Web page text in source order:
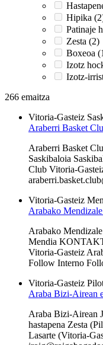
Hipika
Patinaje
Zesta (2)
Boxeoa
Izotz
Izotz-
266 emaitza
Vitoria-Gasteiz
Araberri Basket
Araberri Basket
Saskibaloia
Club Vitoria-
Vitoria-Gasteiz
Arabako
Arabako
Mendia
Vitoria-Gasteiz
Follow Interno
Vitoria-Gasteiz
Araba Bizi-Airean
Araba Bizi-Airean
hastapena Zesta
Lasarte (Vitoria-